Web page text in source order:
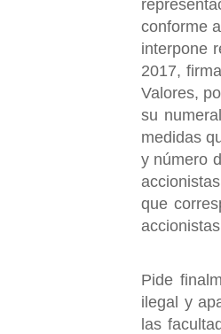
conforme
interpone
2017,
Valores,
su
medidas
y número
que
Pide
ilegal y
las